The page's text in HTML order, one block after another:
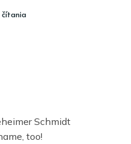
čítania
Schmidt
too!